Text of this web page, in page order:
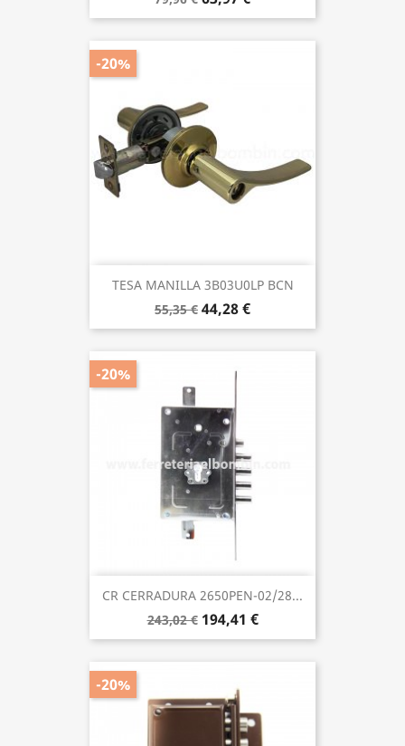
TESA MANILLA 3B03U0LP BCN
55,35 € 44,28 €
-20%
CR CERRADURA 2650PEN-02/28...
243,02 € 194,41 €
-20%
-20%